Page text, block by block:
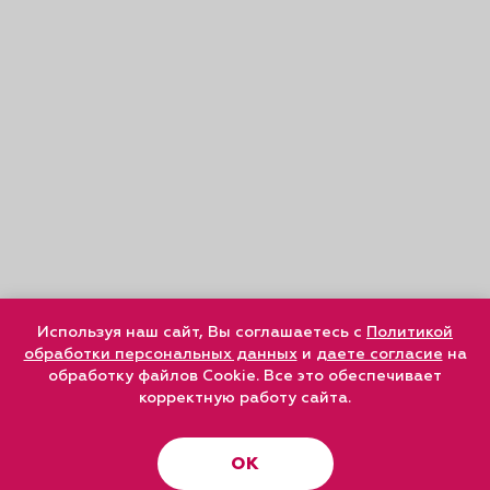
Используя наш сайт, Вы соглашаетесь с Политикой
обработки персональных данныхи даете согласие на
обработку файлов Cookie. Все это обеспечивает
корректную работу сайта.
ОК